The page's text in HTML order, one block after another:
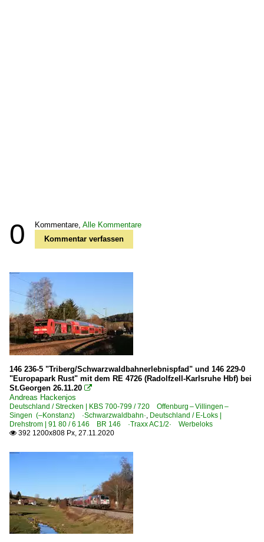
0 Kommentare, Alle Kommentare
Kommentar verfassen
146 236-5 "Triberg/Schwarzwaldbahnerlebnispfad" und 146 229-0
"Europapark Rust" mit dem RE 4726 (Radolfzell-Karlsruhe Hbf) bei
St.Georgen 26.11.20 
Andreas Hackenjos
Deutschland / Strecken | KBS 700-799 / 720 Offenburg – Villingen –
Singen (–Konstanz) ·Schwarzwaldbahn· Deutschland / E-Loks |
Drehstrom | 91 80 / 6 146 BR 146 ·Traxx AC1/2· Werbeloks
 392 1200x808 Px, 27.11.2020